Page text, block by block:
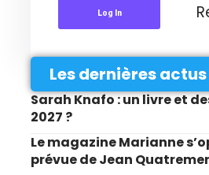
Log In
Les dernières actus
Sarah Knafo : un livre et
2027 ?
Le magazine Marianne
prévue de Jean Quatremer